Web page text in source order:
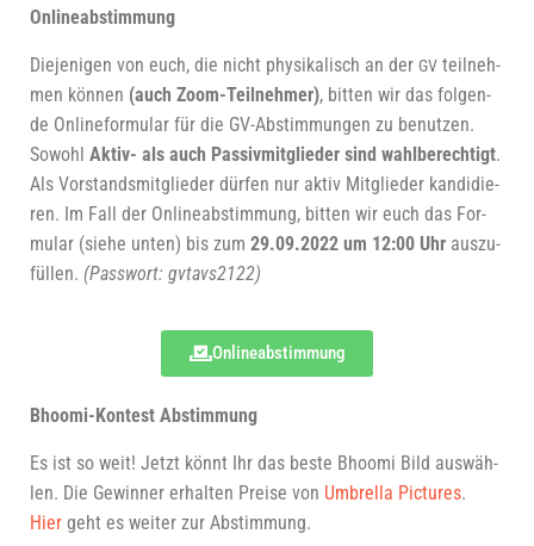
Online­ab­stim­mung
Die­je­ni­gen von euch, die nicht phy­si­ka­lisch an der GV teil­neh­
men kön­nen (auch Zoom-Teil­neh­mer), bit­ten wir das fol­gen­
de Online­for­mu­lar für die GV-Abstim­mun­gen zu benut­zen.
Sowohl Aktiv- als auch Pas­siv­mit­glie­der sind wahl­be­rech­tigt.
Als Vor­stands­mit­glie­der dür­fen nur aktiv Mit­glie­der kan­di­die­
ren. Im Fall der Online­ab­stim­mung, bit­ten wir euch das For­
mu­lar (sie­he unten) bis zum 29.09.2022 um 12:00 Uhr aus­zu­
fül­len. (Pass­wort: gvtavs2122)
Online­ab­stim­mung
Bhoo­mi-Kon­test Abstimmung
Es ist so weit! Jetzt könnt Ihr das bes­te Bhoo­mi Bild aus­wäh­
len. Die Gewin­ner erhal­ten Prei­se von Umbrel­la Pic­tures.
Hier geht es wei­ter zur Abstimmung.